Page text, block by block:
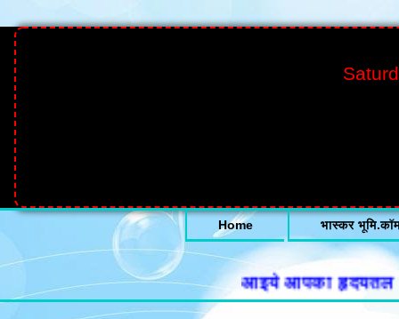
Home भास्कर
आइये आपका हृदयतल से